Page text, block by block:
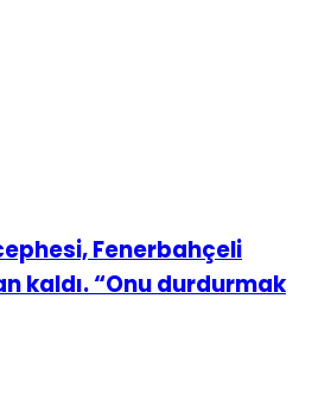
Fenerbahçeli
kaldı. “Onu durdurmak